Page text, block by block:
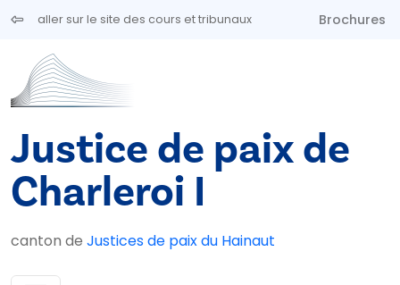
Aller au contenu principal
aller sur le site des cours et tribunaux Brochures
Justice de paix de
Charleroi I
canton de Justices de paix du Hainaut